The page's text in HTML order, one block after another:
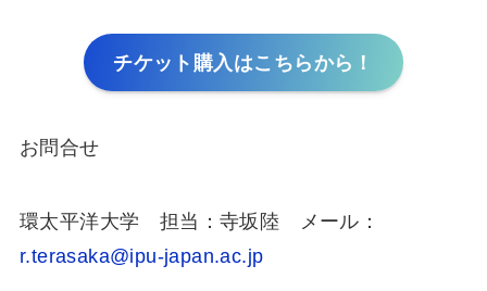
チケット購入はこちらから！
お問合せ
環太平洋大学 担当：寺坂陸 メール：
r.terasaka@ipu-japan.ac.jp